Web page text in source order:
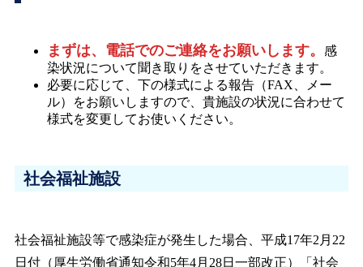
まずは、電話でのご連絡をお願いします。 感
染状況について聞き取りをさせていただきます。
必要に応じて、下の様式による報告（FAX、メー
ル）をお願いしますので、貴施設の状況に合わせて
様式を変更してお使いください。
社会福祉施設
社会福祉施設等で感染症が発生した場合、平成17年2月22
日付（厚生労働省通知令和5年4月28日一部改正）「社会